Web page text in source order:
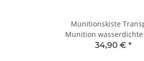
Munitionskiste
Munition wasserdichte
Militär gebraucht
34,90 € *